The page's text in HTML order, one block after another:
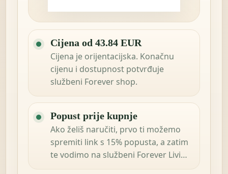
Cijena od 43.84 EUR
Cijena je orijentacijska. Konačnu
cijenu i dostupnost potvrđuje
službeni Forever shop.
Popust prije kupnje
Ako želiš naručiti, prvo ti možemo
spremiti link s 15% popusta, a zatim
te vodimo na službeni Forever Living
Products shop u tvojoj zemlji.